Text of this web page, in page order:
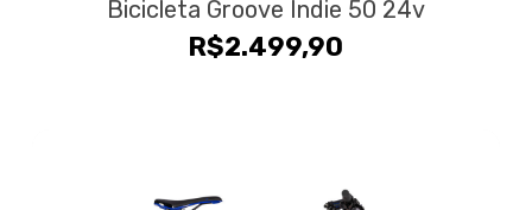
Bicicleta Groove Indie 50 24v
R$2.499,90